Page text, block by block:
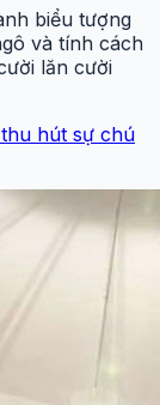
biểu tượng
và tính cách
lăn cười
hút sự chú